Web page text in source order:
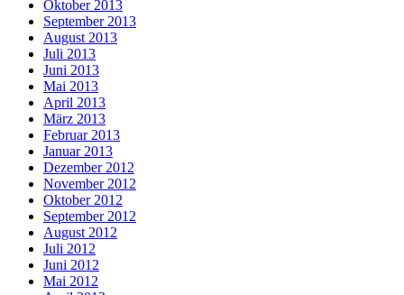
Oktober 2013
September 2013
August 2013
Juli 2013
Juni 2013
Mai 2013
April 2013
März 2013
Februar 2013
Januar 2013
Dezember 2012
November 2012
Oktober 2012
September 2012
August 2012
Juli 2012
Juni 2012
Mai 2012